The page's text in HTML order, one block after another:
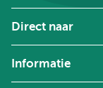
Direct naar
Informatie